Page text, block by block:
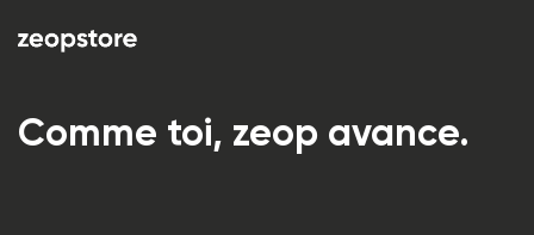
Comme toi, zeop avance.